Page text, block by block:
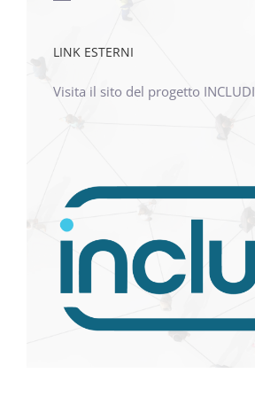
LINK ESTERNI
Visita il sito del progetto INCLUDI